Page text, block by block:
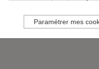
Paramétrer mes